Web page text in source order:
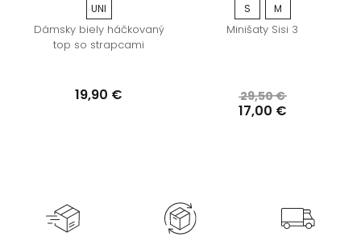
UNI
Dámsky biely háčkovaný
top so strapcami
19,90 €
S M
Minišaty Sisi 3
29,50 €
17,00 €